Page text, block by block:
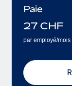
Paie
27 CHF
par employé/mois